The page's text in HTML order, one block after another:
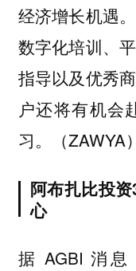
经济增长机遇
数字化培训、
指导以及优秀
户还将有机会
习。（ZAWYA）
阿布扎比投
心
据 AGBI 消